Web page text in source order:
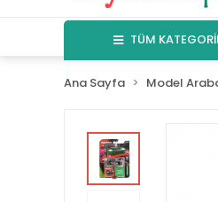
TÜM
Ana Sayfa Model